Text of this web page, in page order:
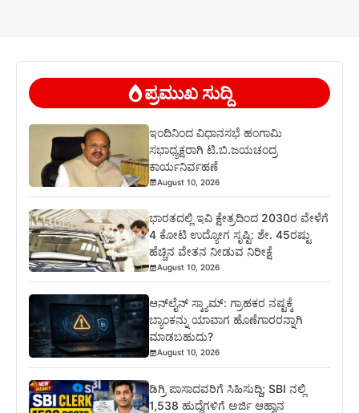
ಪ್ರಮುಖ ಸುದ್ದಿ
ಇಂದಿನಿಂದ ವಿಧಾನಸಭೆ ಹಂಗಾಮಿ
ಸಭಾಧ್ಯಕ್ಷರಾಗಿ ಟಿ.ಬಿ.ಜಯಚಂದ್ರ
ಕಾರ್ಯನಿರ್ವಹಣೆ
August 10, 2026
ಭಾರತದಲ್ಲಿ ಇವಿ ಕ್ಷೇತ್ರದಿಂದ 2030ರ ವೇಳೆಗೆ
4 ಕೋಟಿ ಉದ್ಯೋಗ ಸೃಷ್ಟಿ: ಶೇ. 45ರಷ್ಟು
ಹೆಚ್ಚಿನ ವೇತನ ನೀಡುವ ನಿರೀಕ್ಷೆ
August 10, 2026
ಆನ್‌ಲೈನ್ ಸ್ಕ್ಯಾಮ್: ಗ್ರಾಹಕರ ನಷ್ಟಕ್ಕೆ
ಬ್ಯಾಂಕನ್ನು ಯಾವಾಗ ಹೊಣೆಗಾರರನ್ನಾಗಿ
ಮಾಡಬಹುದು?
August 10, 2026
ಡಿಗ್ರಿ ಪಾಸಾದವರಿಗೆ ಸಿಹಿಸುದ್ದಿ; SBI ನಲ್ಲಿ
1,538 ಹುದ್ದೆಗಳಿಗೆ ಅರ್ಜಿ ಆಹ್ವಾನ